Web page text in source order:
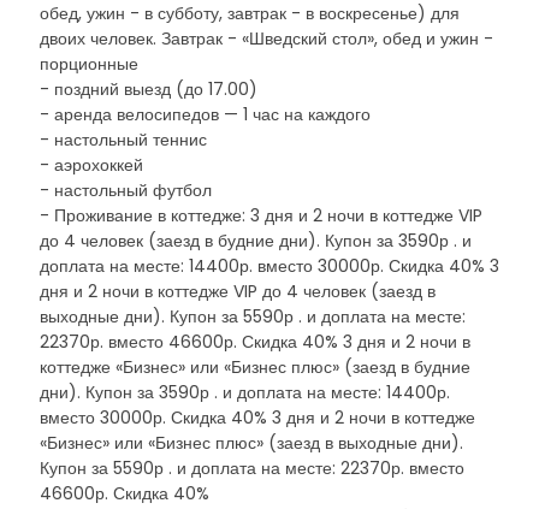
обед, ужин - в субботу, завтрак - в воскресенье) для
двоих человек. Завтрак - «Шведский стол», обед и ужин -
порционные
- поздний выезд (до 17.00)
- аренда велосипедов — 1 час на каждого
- настольный теннис
- аэрохоккей
- настольный футбол
- Проживание в коттедже: 3 дня и 2 ночи в коттедже VIP
до 4 человек (заезд в будние дни). Купон за 3590р . и
доплата на месте: 14400р. вместо 30000р. Скидка 40% 3
дня и 2 ночи в коттедже VIP до 4 человек (заезд в
выходные дни). Купон за 5590р . и доплата на месте:
22370р. вместо 46600р. Скидка 40% 3 дня и 2 ночи в
коттедже «Бизнес» или «Бизнес плюс» (заезд в будние
дни). Купон за 3590р . и доплата на месте: 14400р.
вместо 30000р. Скидка 40% 3 дня и 2 ночи в коттедже
«Бизнес» или «Бизнес плюс» (заезд в выходные дни).
Купон за 5590р . и доплата на месте: 22370р. вместо
46600р. Скидка 40%